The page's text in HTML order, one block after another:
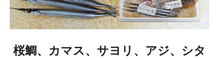
桜鯛、カマス、サヨリ、アジ、シタ